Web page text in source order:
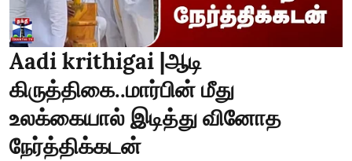
Aadi krithigai |ஆடி
கிருத்திகை..மார்பின் மீது
உலக்கையால் இடித்து வினோத
நேர்த்திக்கடன்